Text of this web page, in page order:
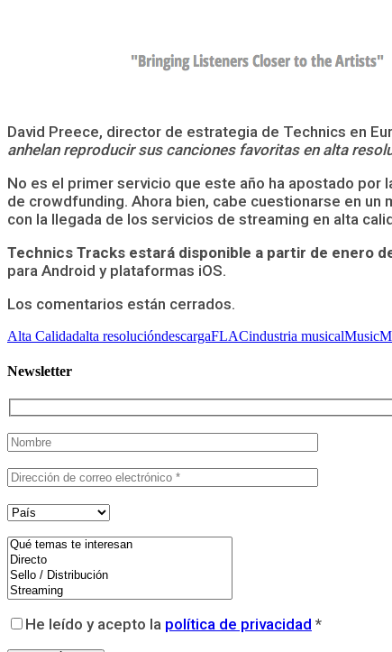
David Preece, director de estrategia de Technics en
anhelan reproducir sus canciones favoritas en alta
No es el primer servicio que este año ha apostado por
de crowdfunding. Ahora bien, cabe cuestionarse en
con la llegada de los servicios de streaming en alta
Technics Tracks estará disponible a partir de enero
para Android y plataformas iOS.
Los comentarios están cerrados.
Alta Calidadalta resolucióndescargaFLACindustria musicalMusic
Newsletter
He leído y acepto la política de privacidad *